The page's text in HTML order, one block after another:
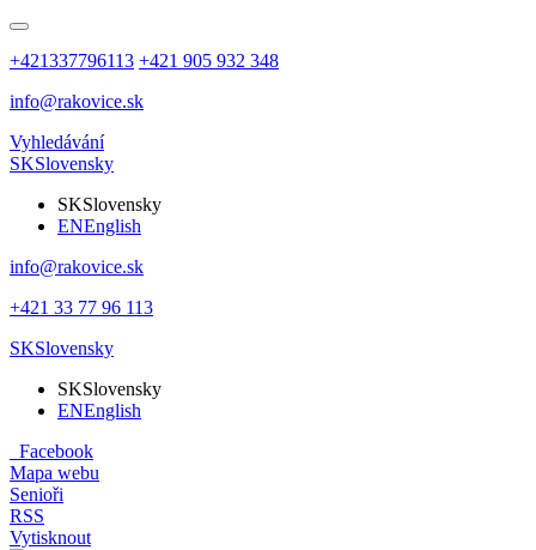
+421337796113 +421 905 932 348
info@rakovice.sk
Vyhledávání
SKSlovensky
SKSlovensky
ENEnglish
info@rakovice.sk
+421 33 77 96 113
SKSlovensky
SKSlovensky
ENEnglish
Facebook
Mapa webu
Senioři
RSS
Vytisknout